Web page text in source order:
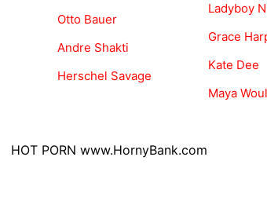
Otto Bauer
Andre Shakti
Herschel Savage
Ladyboy
Grace
Kate Dee
Maya
HOT PORN www.HornyBank.com